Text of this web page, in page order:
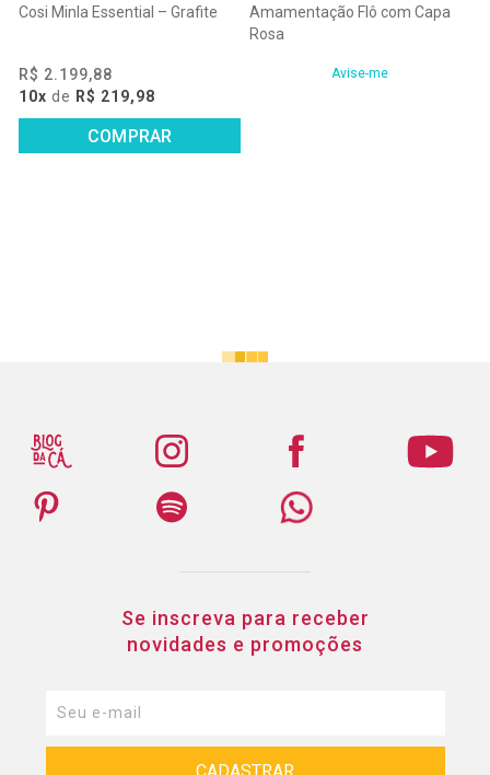
Cosi Minla Essential – Grafite
R$ 2.199,88
10x de R$ 219,98
COMPRAR
Amamentação Flô com Capa
Rosa
Avise-me
Se inscreva para receber
novidades e promoções